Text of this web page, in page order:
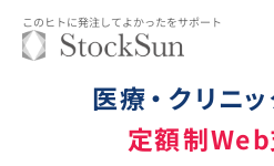
このヒトに発注してよかったをサポート
医療・ クリニッ
定額制Web